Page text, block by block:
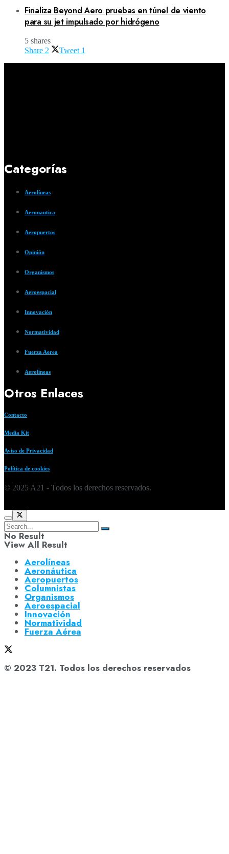
Finaliza Beyond Aero pruebas en túnel de viento
para su jet impulsado por hidrógeno
5 shares
Share 2 Tweet 1
Categorías
Aerolíneas
Aeronautica
Aeropuertos
Opinión
Organismos
Aeroespacial
Innovación
Normatividad
Fuerza Aerea
Aerolíneas
Otros Enlaces
Contacto
Media Kit
Aviso de Privacidad
Política de cookies
© 2025 A21 - Todos los derechos reservados.
No Result
View All Result
Aerolíneas
Aeronáutica
Aeropuertos
Columnistas
Organismos
Aeroespacial
Innovación
Normatividad
Fuerza Aérea
© 2023 T21. Todos los derechos reservados